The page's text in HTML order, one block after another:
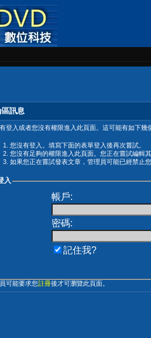
區訊息
登入或者您沒有權限進入此頁面。這可能有如下幾
您沒有登入。填寫下面的表單登入後再次嘗試。
您沒有足夠的權限進入此頁面。您正在嘗試編輯
如果您正在嘗試發表文章，管理員可能已經禁止
入
帳戶:
密碼:
記住我?
可能要求您註冊後才可瀏覽此頁面。